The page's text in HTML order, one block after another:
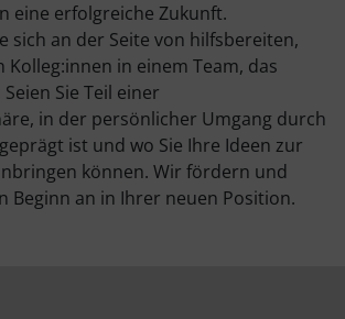
eine erfolgreiche Zukunft.
sich an der Seite von hilfsbereiten,
Kolleg:innen in einem Team, das
Sie Teil einer
in der persönlicher Umgang durch
ist und wo Sie Ihre Ideen zur
können. Wir fördern und
Beginn an in Ihrer neuen Position.